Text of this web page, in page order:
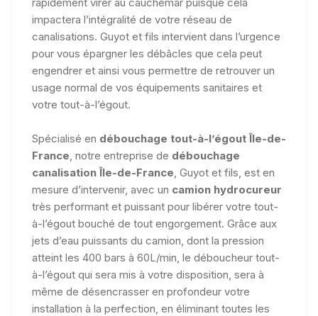
impactera l’intégralité de votre réseau de
canalisations. Guyot et fils intervient dans l’urgence
pour vous épargner les débâcles que cela peut
engendrer et ainsi vous permettre de retrouver un
usage normal de vos équipements sanitaires et
votre tout-à-l’égout.
Spécialisé en débouchage tout-à-l’égout Île-de-
France , notre entreprise de débouchage
canalisation Île-de-France , Guyot et fils, est en
mesure d’intervenir, avec un camion hydrocureur
très performant et puissant pour libérer votre tout-
à-l’égout bouché de tout engorgement. Grâce aux
jets d’eau puissants du camion, dont la pression
atteint les 400 bars à 60L/min, le déboucheur tout-
à-l’égout qui sera mis à votre disposition, sera à
même de désencrasser en profondeur votre
installation à la perfection, en éliminant toutes les